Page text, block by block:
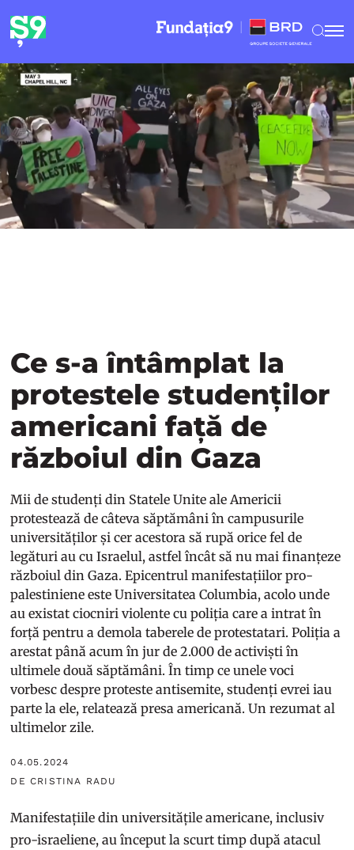
Ce s-a întâmplat la
protestele studenților
americani față de
războiul din Gaza
Mii de studenți din Statele Unite ale Americii
protestează de câteva săptămâni în campusurile
universităților și cer acestora să rupă orice fel de
legături au cu Israelul, astfel încât să nu mai finanțeze
războiul din Gaza. Epicentrul manifestațiilor pro-
palestiniene este Universitatea Columbia, acolo unde
au existat ciocniri violente cu poliția care a intrat în
forță pentru a demola taberele de protestatari. Poliția a
arestat până acum în jur de 2.000 de activiști în
ultimele două săptămâni. În timp ce unele voci
vorbesc despre proteste antisemite, studenți evrei iau
parte la ele, relatează presa americană. Un rezumat al
ultimelor zile.
04.05.2024
DE CRISTINA RADU
Manifestațiile din universitățile americane, inclusiv
pro-israeliene, au început la scurt timp după atacul